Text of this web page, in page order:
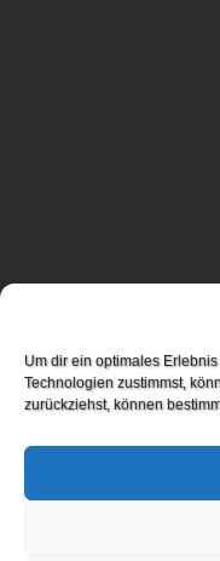
Um dir ein optimales
Technologien zustimmst,
zurückziehst, können